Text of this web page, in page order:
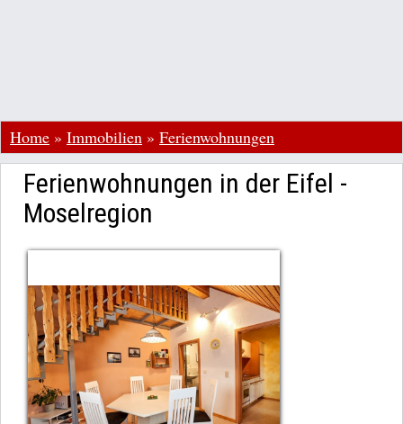
Home » Immobilien » Ferienwohnungen
Ferienwohnungen in der Eifel -
Moselregion